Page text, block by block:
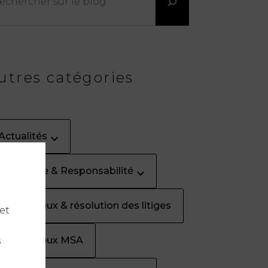
catégories
Assurance & Responsabilité
Contentieux & résolution des litiges
MSA